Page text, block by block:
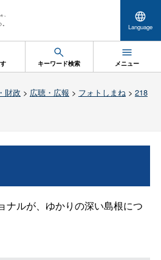
Language
キーワード検索 メニュー
財政 > 広聴・広報 > フォトしまね> 218
ナルが、ゆかりの深い島根につ